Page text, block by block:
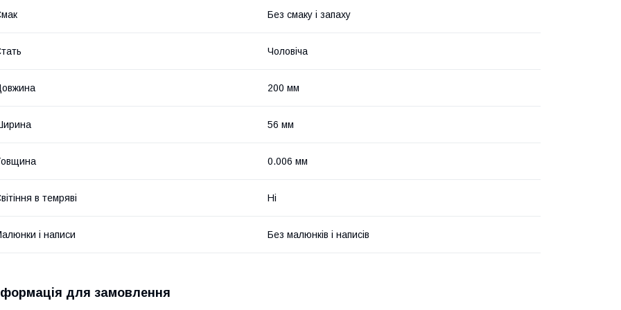
Без смаку і запаху
Чоловіча
200 мм
56 мм
0.006 мм
в темряві Ні
і написи Без малюнків і написів
для замовлення